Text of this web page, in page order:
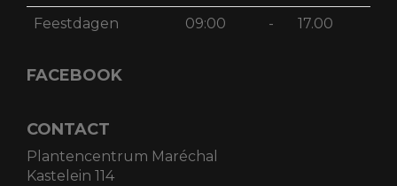
Feestdagen 09:00 - 17.00
FACEBOOK
CONTACT
Plantencentrum Maréchal
Kastelein 114